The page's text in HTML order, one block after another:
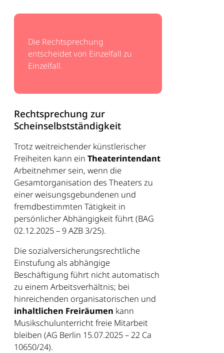
Die Rechtsprechung
entscheidet von Einzelfall zu
Einzelfall.
Rechtsprechung zur
Scheinselbstständigkeit
Trotz weitreichender künstlerischer
Freiheiten kann ein Theaterintendant
Arbeitnehmer sein, wenn die
Gesamtorganisation des Theaters zu
einer weisungsgebundenen und
fremdbestimmten Tätigkeit in
persönlicher Abhängigkeit führt (BAG
02.12.2025 – 9 AZB 3/25).
Die sozialversicherungsrechtliche
Einstufung als abhängige
Beschäftigung führt nicht automatisch
zu einem Arbeitsverhältnis; bei
hinreichenden organisatorischen und
inhaltlichen Freiräumen kann
Musikschulunterricht freie Mitarbeit
bleiben (AG Berlin 15.07.2025 – 22 Ca
10650/24).